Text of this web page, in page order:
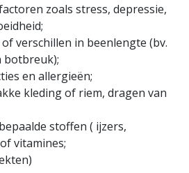
zoals stress, depressie,
verschillen in beenlengte (bv.
botbreuk);
en allergieën;
kleding of riem, dragen van
stoffen ( ijzers,
vitamines;